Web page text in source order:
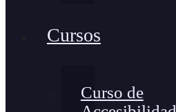
Cursos
Curso de